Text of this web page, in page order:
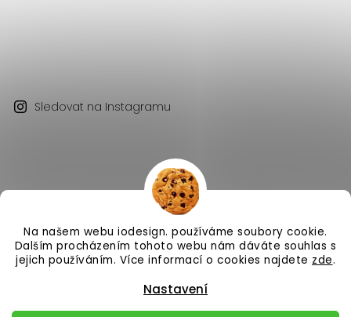
Na našem webu iodesign. používáme soubory cookie.
Dalším procházením tohoto webu nám dáváte souhlas s
jejich používáním. Více informací o cookies najdete zde.
Nastavení
Sledovat na Instagramu
Copyright 2026 iodesign. . Všechna práva vyhrazena.
Vytvořil Shoptet| DesignShoptak.cz